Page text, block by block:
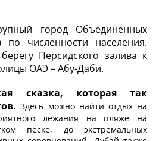
город Объединенных
по численности населения.
Персидского залива к
ОАЭ – Абу-Даби.
сказка, которая так
Здесь можно найти отдых на
лежания на пляже на
песке, до экстремальных